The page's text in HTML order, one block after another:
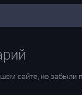
сайте, но забыли